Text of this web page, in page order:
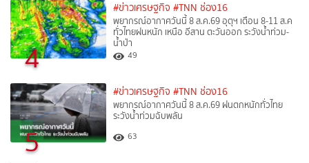
4
#ข่าวเศรษฐกิจ #TNN ช่อง16
พยากรณ์อากาศวันนี้ 8 ส.ค.69 อุตุฯ เตือน 8-11 ส.ค
ทั่วไทยฝนหนัก เหนือ อีสาน ตะวันออก ระวังน้ำท่วม-
น้ำป่า
49
5
#ข่าวเศรษฐกิจ #TNN ช่อง16
พยากรณ์อากาศวันนี้ 8 ส.ค.69 ฝนตกหนักทั่วไทย
ระวังน้ำท่วมฉับพลัน
63